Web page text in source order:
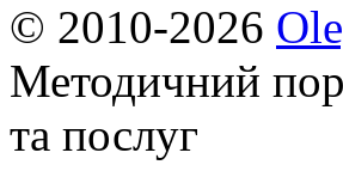
© 2010-2026
Методичний
та послуг